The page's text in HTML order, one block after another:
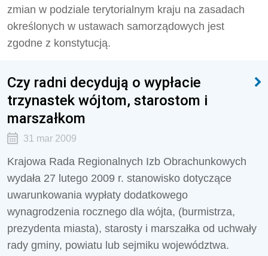
zmian w podziale terytorialnym kraju na zasadach
określonych w ustawach samorządowych jest
zgodne z konstytucją.
Czy radni decydują o wypłacie
trzynastek wójtom, starostom i
marszałkom
31 mar 2009
Krajowa Rada Regionalnych Izb Obrachunkowych
wydała 27 lutego 2009 r. stanowisko dotyczące
uwarunkowania wypłaty dodatkowego
wynagrodzenia rocznego dla wójta, (burmistrza,
prezydenta miasta), starosty i marszałka od uchwały
rady gminy, powiatu lub sejmiku województwa.